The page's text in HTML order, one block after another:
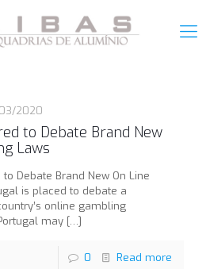
2020
to Debate Brand New
Laws
Debate Brand New On Line
is placed to debate a
online gambling
may […]
0 Read more